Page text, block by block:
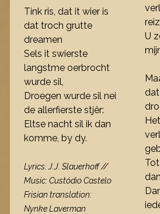
Tink ris, dat it wier is
dat troch grutte
dreamen
Sels it swierste
langstme oerbrocht
wurde sil,
Droegen wurde sil nei
de allerfierste stjêr:
Eltse nacht sil ik dan
komme, by dy.
Lyrics: J.J. Slauerhoff //
Music: Custódio Castelo
Frisian translation:
Nynke Laverman
U